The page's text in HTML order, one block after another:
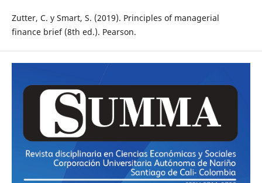
Zutter, C. y Smart, S. (2019). Principles of managerial
finance brief (8th ed.). Pearson.